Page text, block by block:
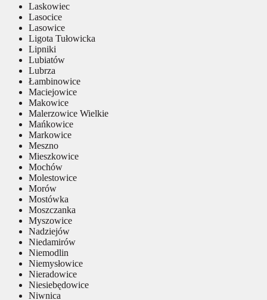
Laskowiec
Lasocice
Lasowice
Ligota Tułowicka
Lipniki
Lubiatów
Lubrza
Łambinowice
Maciejowice
Makowice
Malerzowice Wielkie
Mańkowice
Markowice
Meszno
Mieszkowice
Mochów
Molestowice
Morów
Mostówka
Moszczanka
Myszowice
Nadziejów
Niedamirów
Niemodlin
Niemysłowice
Nieradowice
Niesiebędowice
Niwnica